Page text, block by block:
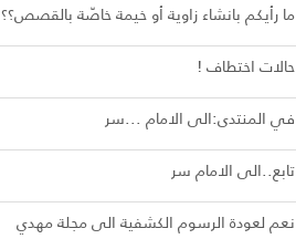
ما رأيكم بانشاء زاوية أو خيمة خاصّة بالقصص؟؟
حالات اختطاف !
في المنتدى:الى الامام ...سر
تابع..الى الامام سر
نعم لعودة الرسوم الكشفية الى مجلة مهدي